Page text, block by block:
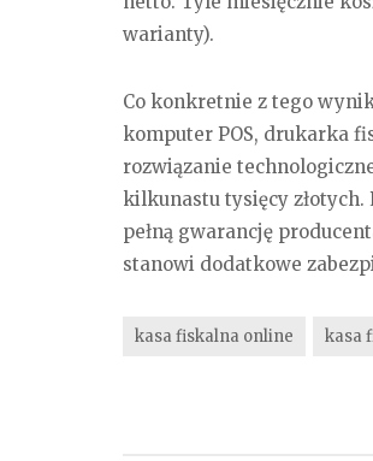
warianty).
Co konkretnie z tego
komputer POS, drukarka
rozwiązanie
kilkunastu tysięcy
pełną gwarancję
stanowi dodatkowe
kasa fiskalna online kasa